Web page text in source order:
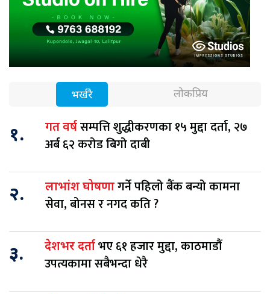
भर्खरै लोकप्रिय
१. गत वर्षसम्पत्ति शुद्धीकरणका १५ मुद्दा दर्ता, २७
अर्ब ६२ करोड बिगो दाबी
२. लाभांश घोषणागर्ने पहिलो बैंक बन्यो कामना
सेवा, बोनस र नगद कति ?
३. देशभर दर्ताभए ६१ हजार मुद्दा, काठमाडौं
उपत्यकामा सबैभन्दा धेरै